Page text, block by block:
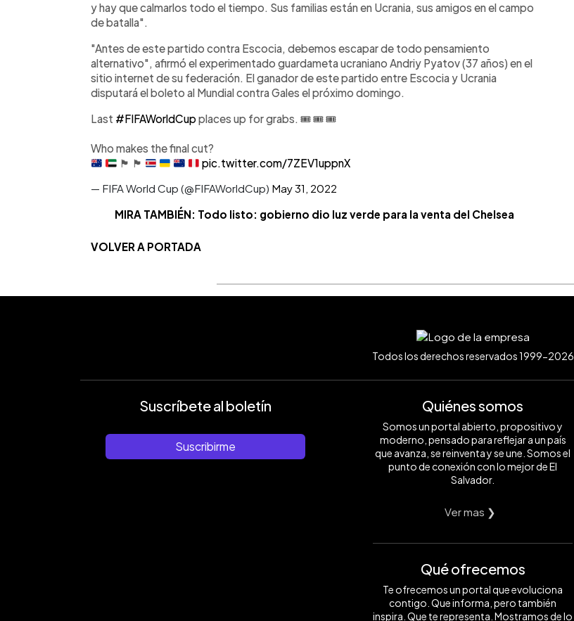
y hay que calmarlos todo el tiempo. Sus familias están en Ucrania, sus amigos en el campo
de batalla".
"Antes de este partido contra Escocia, debemos escapar de todo pensamiento
alternativo", afirmó el experimentado guardameta ucraniano Andriy Pyatov (37 años) en el
sitio internet de su federación. El ganador de este partido entre Escocia y Ucrania
disputará el boleto al Mundial contra Gales el próximo domingo.
Last #FIFAWorldCupplaces up for grabs. 🎟 🎟 🎟
Who makes the final cut?
🏴󠁧󠁢󠁳󠁣󠁴󠁿 🏴󠁧󠁢󠁷󠁬󠁳󠁿
pic.twitter.com/7ZEV1uppnX
— FIFA World Cup (@FIFAWorldCup) May 31, 2022
MIRA TAMBIÉN: Todo listo: gobierno dio luz verde para la venta del Chelsea
VOLVER A PORTADA
Todos los derechos reservados 1999-2026
Suscríbete al boletín
Suscribirme
Quiénes somos
Somos un portal abierto, propositivo y
moderno, pensado para reflejar a un país
que avanza, se reinventa y se une. Somos el
punto de conexión con lo mejor de El
Salvador.
Ver mas ❯
Qué ofrecemos
Te ofrecemos un portal que evoluciona
contigo. Que informa, pero también
inspira. Que te representa. Mostramos de lo